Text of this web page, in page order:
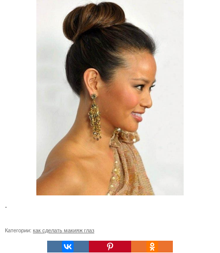
.
Категории: как сделать макияж глаз